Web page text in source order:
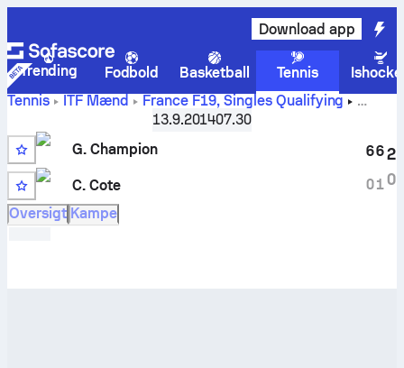
Download app
Trending Fodbold Basketball Tennis
Tennis
ITF Mænd
France F19, Singles Qualifying
vs.Christophe Cote
H2H-resultater
13.9.201407.30
G. Champion
C. Cote
6
0
6
1
2
0
Oversigt Kampe